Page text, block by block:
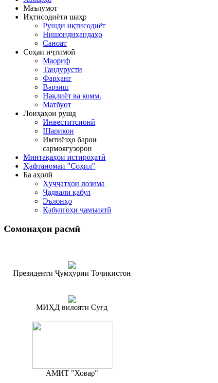
Маълумот
Иқтисодиёти шаҳр
Рушди иқтисодиёт
Нишондиҳандаҳо
Саноат
Соҳаи иҷтимоӣ
Маориф
Тандурустӣ
Фарҳанг
Варзиш
Нақлиёт ва комм.
Матбуот
Лоиҳаҳои рушд
Инвеститсионӣ
Шарикон
Имтиёзҳо барои
сармоягузорон
Минтақаҳои истироҳатӣ
Ҳафтаномаи "Соҳил"
Ба аҳолӣ
Ҳуҷҷатҳои лозима
Ҷадвали қабул
Эълонҳо
Қабулгоҳи ҷамъиятӣ
Сомонаҳои расмӣ
Президенти Ҷумҳурии Тоҷикистон
МИҲД вилояти Суғд
АМИТ "Ховар"